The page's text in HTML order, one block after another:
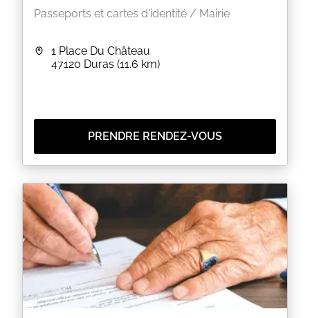
Passeports et cartes d'identité / Mairie
1 Place Du Château
47120 Duras (11.6 km)
PRENDRE RENDEZ-VOUS